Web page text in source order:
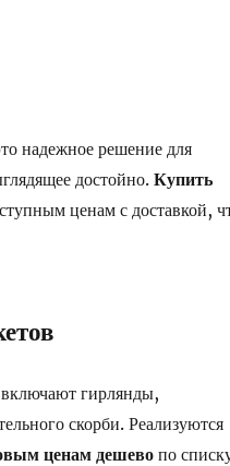
надежное решение для
достойно. Купить
ценам с доставкой,
гирлянды,
скорби. Реализуются
ценам дешевопо